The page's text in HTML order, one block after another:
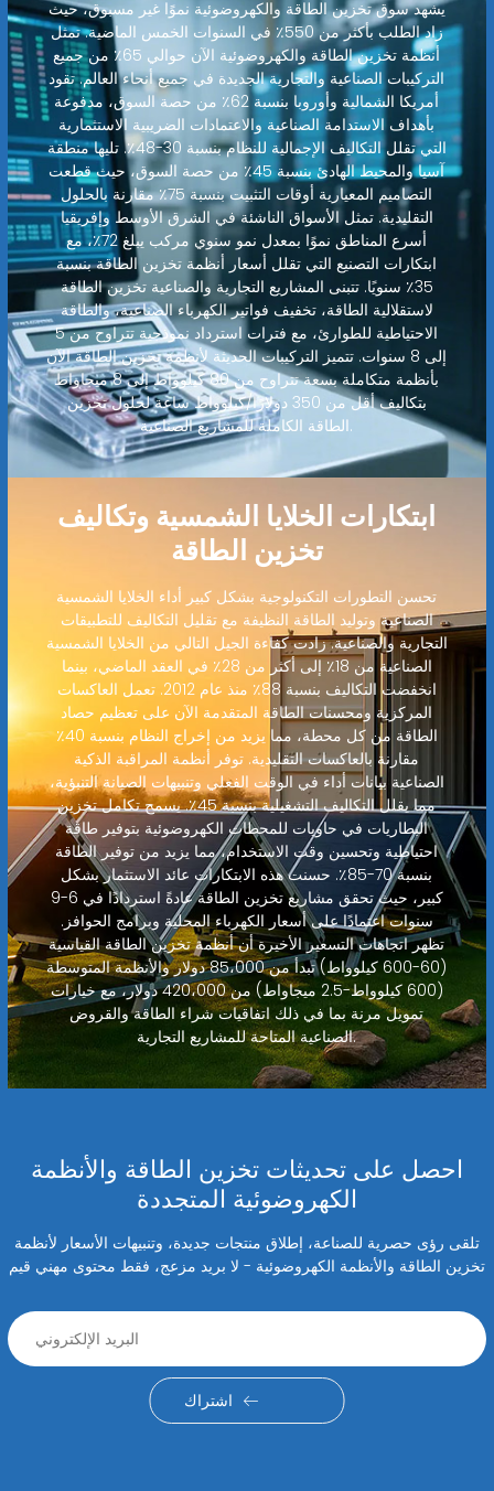
يشهد سوق تخزين الطاقة والكهروضوئية نموًا غير مسبوق، حيث
زاد الطلب بأكثر من 550٪ في السنوات الخمس الماضية. تمثل
أنظمة تخزين الطاقة والكهروضوئية الآن حوالي 65٪ من جميع
التركيبات الصناعية والتجارية الجديدة في جميع أنحاء العالم. تقود
أمريكا الشمالية وأوروبا بنسبة 62٪ من حصة السوق، مدفوعة
بأهداف الاستدامة الصناعية والاعتمادات الضريبية الاستثمارية
التي تقلل التكاليف الإجمالية للنظام بنسبة 30-48٪. تليها منطقة
آسيا والمحيط الهادئ بنسبة 45٪ من حصة السوق، حيث قطعت
التصاميم المعيارية أوقات التثبيت بنسبة 75٪ مقارنة بالحلول
التقليدية. تمثل الأسواق الناشئة في الشرق الأوسط وإفريقيا
أسرع المناطق نموًا بمعدل نمو سنوي مركب يبلغ 72٪، مع
ابتكارات التصنيع التي تقلل أسعار أنظمة تخزين الطاقة بنسبة
35٪ سنويًا. تتبنى المشاريع التجارية والصناعية تخزين الطاقة
لاستقلالية الطاقة، تخفيف فواتير الكهرباء الصناعية، والطاقة
الاحتياطية للطوارئ، مع فترات استرداد نموذجية تتراوح من 5
إلى 8 سنوات. تتميز التركيبات الحديثة لأنظمة تخزين الطاقة الآن
بأنظمة متكاملة بسعة تتراوح من 80 كيلوواط إلى 8 ميجاواط
بتكاليف أقل من 350 دولارًا/كيلوواط ساعة لحلول تخزين
الطاقة الكاملة للمشاريع الصناعية.
ابتكارات الخلايا الشمسية وتكاليف
تخزين الطاقة
تحسن التطورات التكنولوجية بشكل كبير أداء الخلايا الشمسية
الصناعية وتوليد الطاقة النظيفة مع تقليل التكاليف للتطبيقات
التجارية والصناعية. زادت كفاءة الجيل التالي من الخلايا الشمسية
الصناعية من 18٪ إلى أكثر من 28٪ في العقد الماضي، بينما
انخفضت التكاليف بنسبة 88٪ منذ عام 2012. تعمل العاكسات
المركزية ومحسنات الطاقة المتقدمة الآن على تعظيم حصاد
الطاقة من كل محطة، مما يزيد من إخراج النظام بنسبة 40٪
مقارنة بالعاكسات التقليدية. توفر أنظمة المراقبة الذكية
الصناعية بيانات أداء في الوقت الفعلي وتنبيهات الصيانة التنبؤية،
مما يقلل التكاليف التشغيلية بنسبة 45٪. يسمح تكامل تخزين
البطاريات في حاويات للمحطات الكهروضوئية بتوفير طاقة
احتياطية وتحسين وقت الاستخدام، مما يزيد من توفير الطاقة
بنسبة 70-85٪. حسنت هذه الابتكارات عائد الاستثمار بشكل
كبير، حيث تحقق مشاريع تخزين الطاقة عادةً استردادًا في 6-9
سنوات اعتمادًا على أسعار الكهرباء المحلية وبرامج الحوافز.
تظهر اتجاهات التسعير الأخيرة أن أنظمة تخزين الطاقة القياسية
(60-600 كيلوواط) تبدأ من 85،000 دولار والأنظمة المتوسطة
(600 كيلوواط-2.5 ميجاواط) من 420،000 دولار، مع خيارات
تمويل مرنة بما في ذلك اتفاقيات شراء الطاقة والقروض
الصناعية المتاحة للمشاريع التجارية.
احصل على تحديثات تخزين الطاقة والأنظمة
الكهروضوئية المتجددة
تلقى رؤى حصرية للصناعة، إطلاق منتجات جديدة، وتنبيهات الأسعار لأنظمة
تخزين الطاقة والأنظمة الكهروضوئية - لا بريد مزعج، فقط محتوى مهني قيم
اشتراك